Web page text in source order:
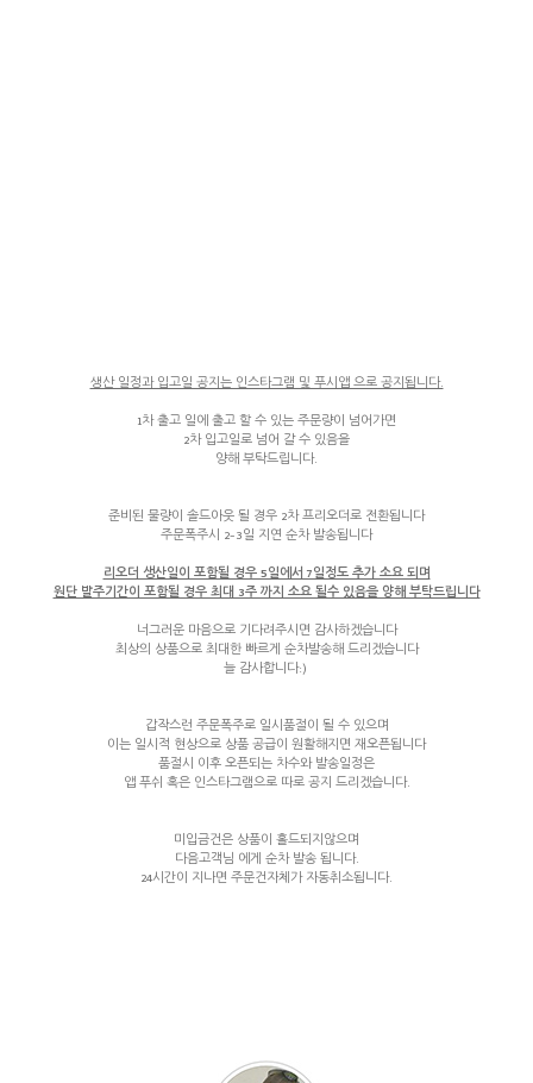
생산 일정과 입고일 공지는 인스타그램 및 푸시앱 으로 공지됩니다.
1차 출고 일에 출고 할 수 있는 주문량이 넘어가면
2차 입고일로 넘어 갈 수 있음을
양해 부탁드립니다.
준비된 물량이 솔드아웃 될 경우 2차 프리오더로 전환됩니다
주문폭주시 2-3일 지연 순차 발송됩니다
리오더 생산일이 포함될 경우 5일에서 7일정도 추가 소요 되며
원단 발주기간이 포함될 경우 최대 3주 까지 소요 될수 있음을 양해 부탁드립니다
너그러운 마음으로 기다려주시면 감사하겠습니다
최상의 상품으로 최대한 빠르게 순차발송해 드리겠습니다
늘 감사합니다:)
갑작스런 주문폭주로 일시품절이 될 수 있으며
이는 일시적 현상으로 상품 공급이 원활해지면 재오픈됩니다
품절시 이후 오픈되는 차수와 발송일정은
앱 푸쉬 혹은 인스타그램으로 따로 공지 드리겠습니다.
미입금건은 상품이 홀드되지않으며
다음고객님 에게 순차 발송 됩니다.
24시간이 지나면 주문건자체가 자동취소됩니다.